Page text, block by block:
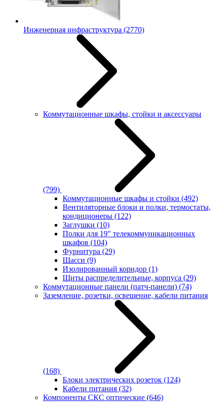
Инженерная инфраструктура (2770)
Коммутационные шкафы, стойки и аксессуары
(799)
Коммутационные шкафы и стойки (492)
Вентиляторные блоки и полки, термостаты,
кондиционеры (122)
Заглушки (10)
Полки для 19" телекоммуникационных
шкафов (104)
Фурнитура (29)
Шасси (9)
Изолированный коридор (1)
Щиты распределительные, корпуса (29)
Коммутационные панели (патч-панели) (74)
Заземление, розетки, освещение, кабели питания
(168)
Блоки электрических розеток (124)
Кабели питания (32)
Компоненты СКС оптические (646)